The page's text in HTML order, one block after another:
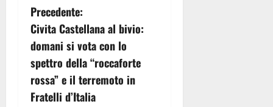
N
a
v
i
Precedente:
Civita Castellana al bivio:
domani si vota con lo
spettro della “roccaforte
rossa” e il terremoto in
Fratelli d’Italia